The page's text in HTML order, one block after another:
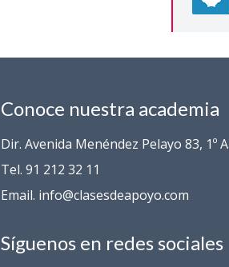
Conoce nuestra academia
Dir. Avenida Menéndez Pelayo 83, 1º A
Tel. 91 212 32 11
Email. info@clasesdeapoyo.com
Síguenos en redes sociales